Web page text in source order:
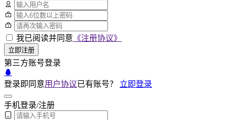
我已阅读并同意 《注册协议》
立即注册
第三方账号登录
登录即同意用户协议已有账号？ 立即登录
手机登录/注册